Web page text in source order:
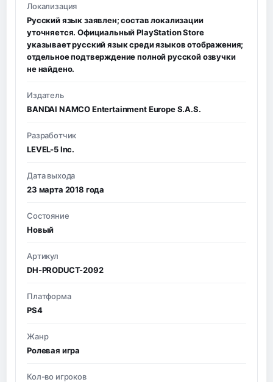
Локализация
Русский язык заявлен; состав локализации
уточняется. Официальный PlayStation Store
указывает русский язык среди языков отображения;
отдельное подтверждение полной русской озвучки
не найдено.
Издатель
BANDAI NAMCO Entertainment Europe S.A.S.
Разработчик
LEVEL-5 Inc.
Дата выхода
23 марта 2018 года
Состояние
Новый
Артикул
DH-PRODUCT-2092
Платформа
PS4
Жанр
Ролевая игра
Кол-во игроков